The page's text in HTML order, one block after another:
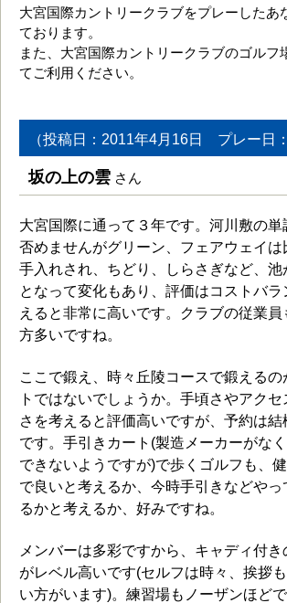
大宮国際カントリークラブをプレーした
ております。
また、大宮国際カントリークラブのゴル
てご利用ください。
（投稿日：2011年4月16日 プレー日
坂の上の雲 さん
大宮国際に通って３年です。河川敷の単
否めませんがグリーン、フェアウェイは
手入れされ、ちどり、しらさぎなど、池
となって変化もあり、評価はコストバラ
えると非常に高いです。クラブの従業員
方多いですね。
ここで鍛え、時々丘陵コースで鍛えるの
トではないでしょうか。手頃さやアクセ
さを考えると評価高いですが、予約は結
です。手引きカート(製造メーカーがな
できないようですが)で歩くゴルフも、
で良いと考えるか、今時手引きなどやっ
るかと考えるか、好みですね。
メンバーは多彩ですから、キャディ付き
がレベル高いです(セルフは時々、挨拶
い方がいます)。練習場もノーザンほどで